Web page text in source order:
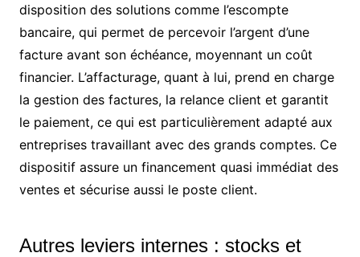
disposition des solutions comme l’escompte
bancaire, qui permet de percevoir l’argent d’une
facture avant son échéance, moyennant un coût
financier. L’affacturage, quant à lui, prend en charge
la gestion des factures, la relance client et garantit
le paiement, ce qui est particulièrement adapté aux
entreprises travaillant avec des grands comptes. Ce
dispositif assure un financement quasi immédiat des
ventes et sécurise aussi le poste client.
Autres leviers internes : stocks et